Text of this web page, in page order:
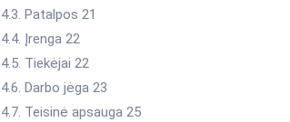
4.3. Patalpos 21
4.4. Įrenga 22
4.5. Tiekėjai 22
4.6. Darbo jėga 23
4.7. Teisinė apsauga 25